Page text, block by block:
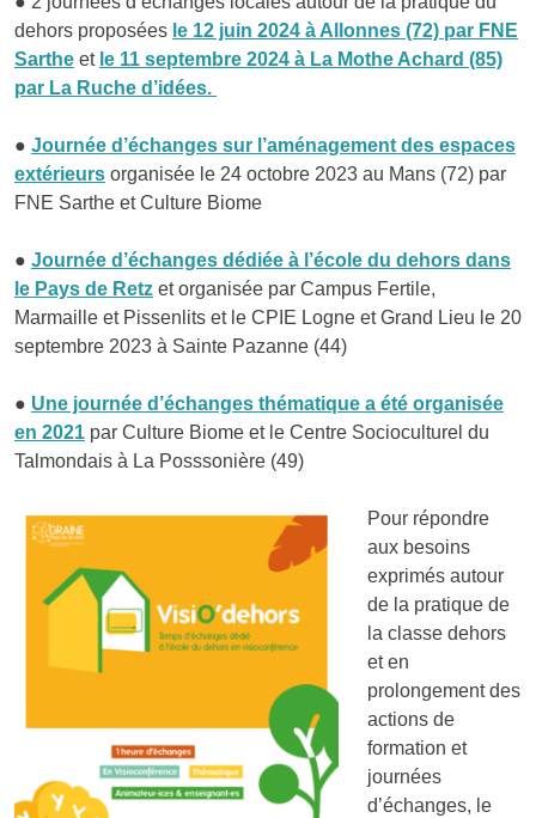
dehors proposées le 12 juin 2024 à Allonnes (72) par FNE
Sarthe et le 11 septembre 2024 à La Mothe Achard (85)
par La Ruche d’idées.
● Journée d’échanges sur l’aménagement des espaces
extérieurs organisée le 24 octobre 2023 au Mans (72) par
FNE Sarthe et Culture Biome
● Journée d’échanges dédiée à l’école du dehors dans
le Pays de Retz et organisée par Campus Fertile,
Marmaille et Pissenlits et le CPIE Logne et Grand Lieu le 20
septembre 2023 à Sainte Pazanne (44)
● Une journée d’échanges thématique a été organisée
en 2021 par Culture Biome et le Centre Socioculturel du
Talmondais à La Posssonière (49)
Pour répondre
aux besoins
exprimés autour
de la pratique de
la classe dehors
et en
prolongement des
actions de
formation et
journées
d’échanges, le